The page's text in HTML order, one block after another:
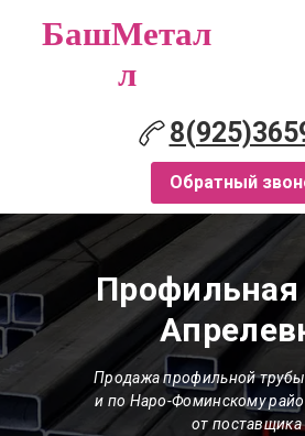
БашМетал
л
Обратный
Профильная
Продажа профильной
и по Наро-Фоминскому
от поставщика